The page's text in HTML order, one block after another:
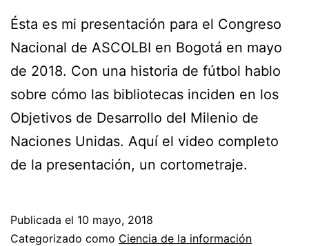
Ésta es mi presentación para el Congreso
Nacional de ASCOLBI en Bogotá en mayo
de 2018. Con una historia de fútbol hablo
sobre cómo las bibliotecas inciden en los
Objetivos de Desarrollo del Milenio de
Naciones Unidas. Aquí el video completo
de la presentación, un cortometraje.
Publicada el 10 mayo, 2018
Categorizado como Ciencia de la información